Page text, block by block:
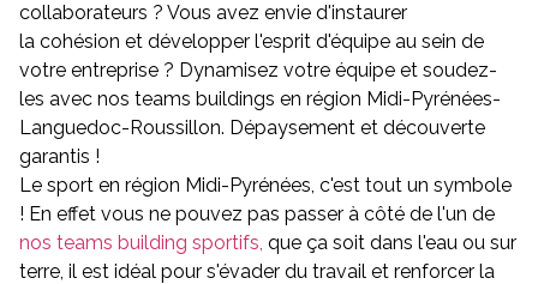
collaborateurs ? Vous avez envie d'instaurer
la cohésion et développer l'esprit d'équipe au sein de
votre entreprise ? Dynamisez votre équipe et soudez-
les avec nos teams buildings en région Midi-Pyrénées-
Languedoc-Roussillon. Dépaysement et découverte
garantis !
Le sport en région Midi-Pyrénées, c'est tout un symbole
! En effet vous ne pouvez pas passer à côté de l'un de
nos teams building sportifs, que ça soit dans l'eau ou sur
terre, il est idéal pour s'évader du travail et renforcer la